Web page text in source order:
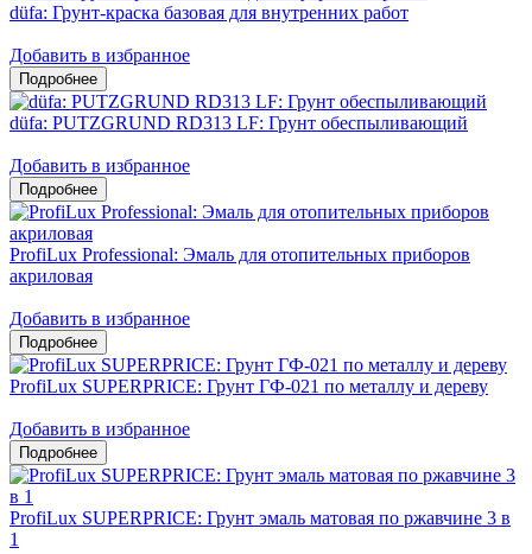
düfa: Грунт-краска базовая для внутренних работ
Добавить в избранное
düfa: PUTZGRUND RD313 LF: Грунт обеспыливающий
Добавить в избранное
ProfiLux Professional: Эмаль для отопительных приборов
акриловая
Добавить в избранное
ProfiLux SUPERPRICE: Грунт ГФ-021 по металлу и дереву
Добавить в избранное
ProfiLux SUPERPRICE: Грунт эмаль матовая по ржавчине 3 в
1